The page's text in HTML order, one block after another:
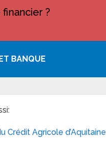
BANQUE
Crédit Agricole d’Aquitaine
?